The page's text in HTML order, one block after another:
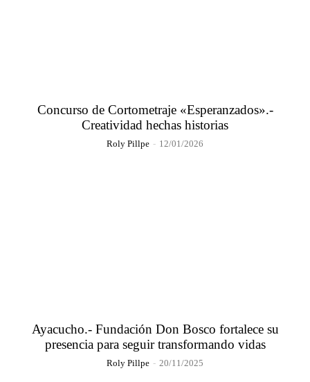
Concurso de Cortometraje «Esperanzados».-
Creatividad hechas historias
Roly Pillpe - 12/01/2026
Ayacucho.- Fundación Don Bosco fortalece su
presencia para seguir transformando vidas
Roly Pillpe - 20/11/2025